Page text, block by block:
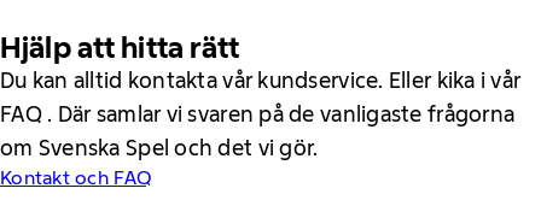
Hjälp att hitta rätt
Du kan alltid kontakta vår kundservice. Eller kika i vår
FAQ . Där samlar vi svaren på de vanligaste frågorna
om Svenska Spel och det vi gör.
Kontakt och FAQ